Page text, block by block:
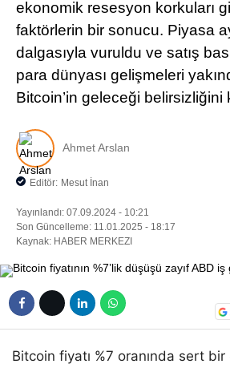
ekonomik resesyon korkuları
faktörlerin bir sonucu. Piyasa
dalgasıyla vuruldu ve satış
para dünyası gelişmeleri
Bitcoin’in geleceği belirsizliğini
Ahmet Arslan
Editör: Mesut İnan
Yayınlandı: 07.09.2024 - 10:21
Son Güncelleme: 11.01.2025 - 18:17
Kaynak: HABER MERKEZI
Bitcoin fiyatı %7 oranında sert